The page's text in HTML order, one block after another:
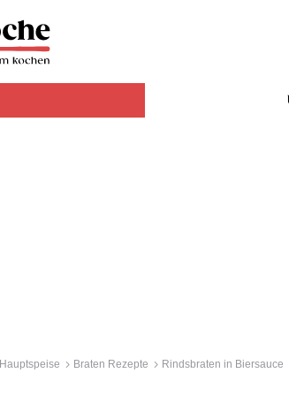
Hauptspeise Braten Rezepte Rindsbraten in Biersauce